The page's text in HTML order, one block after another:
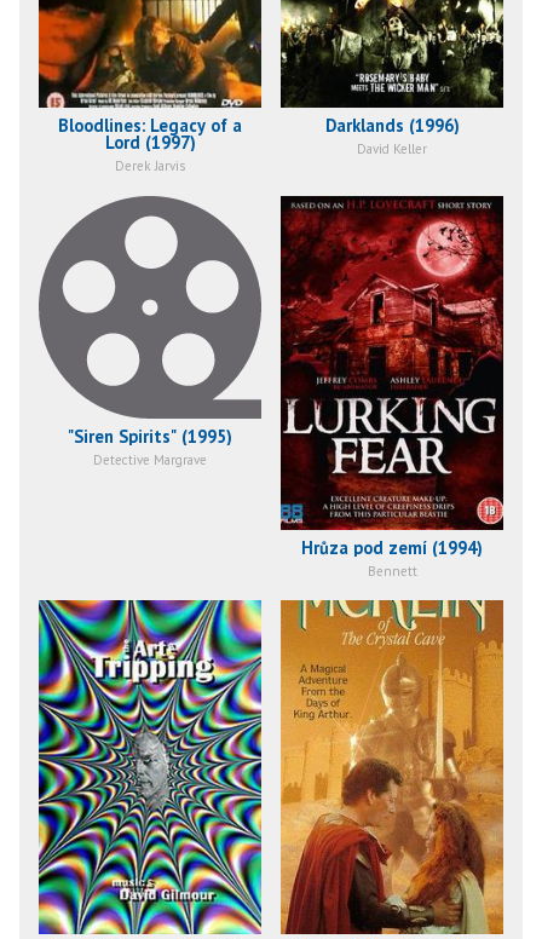
Bloodlines: Legacy of a
Lord (1997)
Derek Jarvis
Darklands (1996)
David Keller
"Siren Spirits" (1995)
Detective Margrave
Hrůza pod zemí (1994)
Bennett